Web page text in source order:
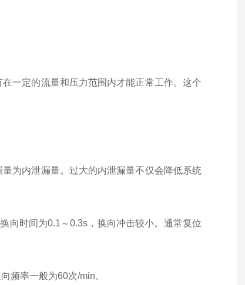
一定的流量和压力范围内才能正常工作。这个
为内泄漏量。过大的内泄漏量不仅会降低系统
向时间为0.1～0.3s，换向冲击较小。通常复位
频率一般为60次/min。